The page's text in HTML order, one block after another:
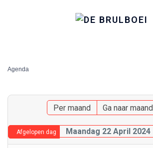
Agenda
Per maand Ga naar maand
Afgelopen dag Maandag 22 April 2024